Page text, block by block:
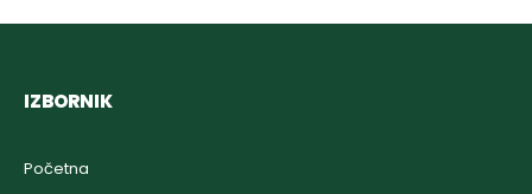
IZBORNIK
Početna